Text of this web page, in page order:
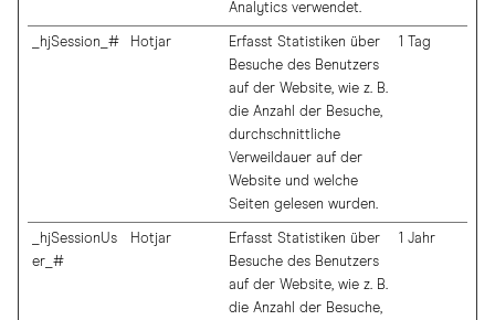
Analytics verwendet.
_hjSession_# Hotjar
Erfasst Statistiken über
Besuche des Benutzers
auf der Website, wie z. B.
die Anzahl der Besuche,
durchschnittliche
Verweildauer auf der
Website und welche
Seiten gelesen wurden.
1 Tag
_hjSessionUs
er_#
Hotjar
Erfasst Statistiken über
Besuche des Benutzers
auf der Website, wie z. B.
die Anzahl der Besuche,
1 Jahr